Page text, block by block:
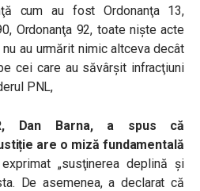
cum au fost Ordonanţa 13,
Ordonanţa 92, toate nişte acte
au urmărit nimic altceva decât
cei care au săvârşit infracţiuni
PNL,
Dan Barna, a spus că
are o miză fundamentală
„susţinerea deplină şi
De asemenea, a declarat că